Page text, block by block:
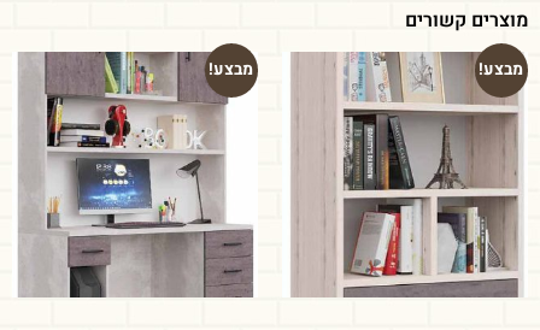
מוצרים קשורים
מבצע! מבצע!